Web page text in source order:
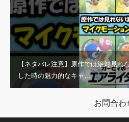
【ネタバレ注意】原作では絶対見れ
した時の魅力的なキャ…
お問合わ